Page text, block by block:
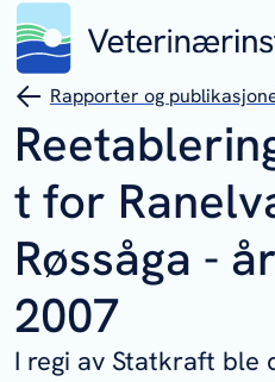
Rapporter og
t for
Røssåga -
2007
I regi av Statkraft ble